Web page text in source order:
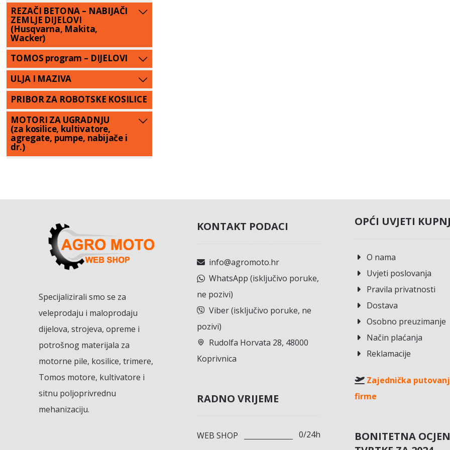
REZAČI BETONA – NABIJAČI
ZEMLJE DIJELOVI
(Husqvarna, Makita,
Wacker)
TOMOS program – DIJELOVI
ULJA I MAZIVA
PRIBOR ZA ROBOTSKE KOSILICE
MOTORI ZA UGRADNJU
(za kosilice, kultivatore,
agregate, pumpe, nabijače i
dr.)
Specijalizirali smo se za
veleprodaju i maloprodaju
dijelova, strojeva, opreme i
potrošnog materijala za
motorne pile, kosilice, trimere,
Tomos motore, kultivatore i
sitnu poljoprivrednu
mehanizaciju.
KONTAKT PODACI
info@agromoto.hr
WhatsApp (isključivo poruke,
ne pozivi)
Viber (isključivo poruke, ne
pozivi)
Rudolfa Horvata 28, 48000
Koprivnica
RADNO VRIJEME
WEB SHOP 0/24h
OPĆI UVJETI
O nama
Uvjeti poslovanja
Pravila privatnosti
Dostava
Osobno preuzimanje
Način plaćanja
Reklamacije
Zajednička
firme
BONITETNA